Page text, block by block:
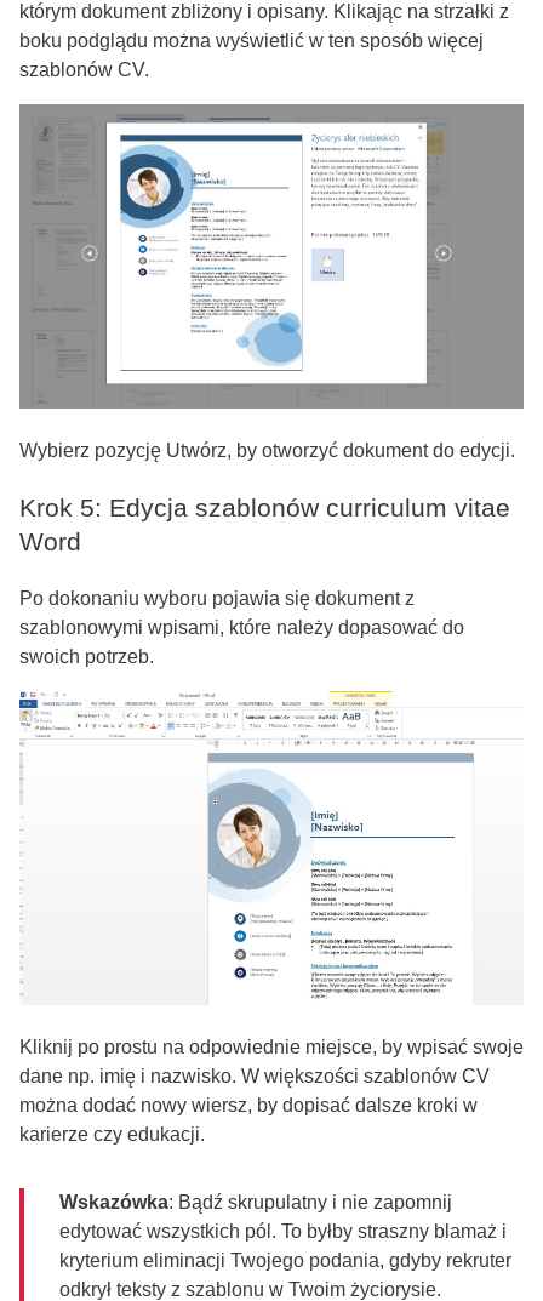
którym dokument zbliżony i opisany. Klikając na strzałki z
boku podglądu można wyświetlić w ten sposób więcej
szablonów CV.
Wybierz pozycję Utwórz, by otworzyć dokument do edycji.
Krok 5: Edycja szablonów curriculum vitae
Word
Po dokonaniu wyboru pojawia się dokument z
szablonowymi wpisami, które należy dopasować do
swoich potrzeb.
Kliknij po prostu na odpowiednie miejsce, by wpisać swoje
dane np. imię i nazwisko. W większości szablonów CV
można dodać nowy wiersz, by dopisać dalsze kroki w
karierze czy edukacji.
Wskazówka: Bądź skrupulatny i nie zapomnij
edytować wszystkich pól. To byłby straszny blamaż i
kryterium eliminacji Twojego podania, gdyby rekruter
odkrył teksty z szablonu w Twoim życiorysie.